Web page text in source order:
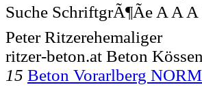
Suche SchriftgrÃ¶Ãe A A
Peter Ritzerehemaliger
ritzer-beton.at Beton
15 Beton Vorarlberg